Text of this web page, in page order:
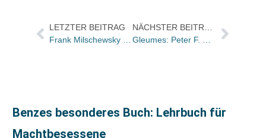
LETZTER BEITRAG
Benzes besonderes Buch: Lehrbuch für
Machtbesessene